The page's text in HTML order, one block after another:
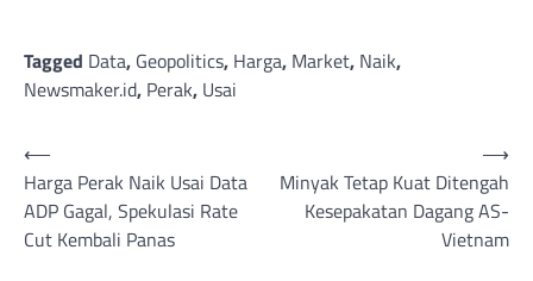
Tagged Data, Geopolitics, Harga, Market, Naik,
Newsmaker.id, Perak, Usai
Post
navigation
⟵
Harga Perak Naik Usai Data
ADP Gagal, Spekulasi Rate
Cut Kembali Panas
Minyak Tetap Kuat Ditengah
Kesepakatan Dagang AS-
Vietnam
⟶